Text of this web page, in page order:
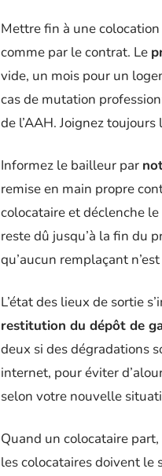
Mettre fin à une
comme par le contrat. Le
vide, un mois pour un
cas de mutation
de l’AAH. Joignez toujours
Informez le bailleur par
remise en main propre
colocataire et déclenche
reste dû jusqu’à la fin du
qu’aucun remplaçant
L’état des lieux de sortie
restitution du dépôt de
deux si des dégradations
internet, pour éviter
selon votre nouvelle
Quand un colocataire part,
les colocataires doivent le